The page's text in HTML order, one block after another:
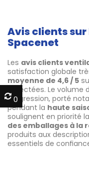
Avis clients
Spacenet
Les avis clients
satisfaction globale
moyenne de 4,6 / 5
collectées. Le
progression, porté
pendant la haute
soulignent en priorité la
des emballages à la
produits aux
essentiels de
0
0